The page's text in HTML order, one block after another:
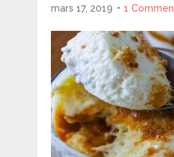
mars 17, 2019 1